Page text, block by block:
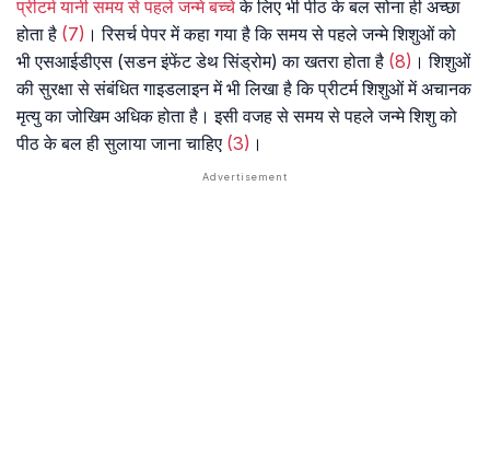
प्रीटर्म यानी समय से पहले जन्मे बच्चेके लिए भी पीठ के बल सोना ही अच्छा
होता है (7) । रिसर्च पेपर में कहा गया है कि समय से पहले जन्मे शिशुओं को
भी एसआईडीएस (सडन इंफेंट डेथ सिंड्रोम) का खतरा होता है (8) । शिशुओं
की सुरक्षा से संबंधित गाइडलाइन में भी लिखा है कि प्रीटर्म शिशुओं में अचानक
मृत्यु का जोखिम अधिक होता है। इसी वजह से समय से पहले जन्मे शिशु को
पीठ के बल ही सुलाया जाना चाहिए (3) ।